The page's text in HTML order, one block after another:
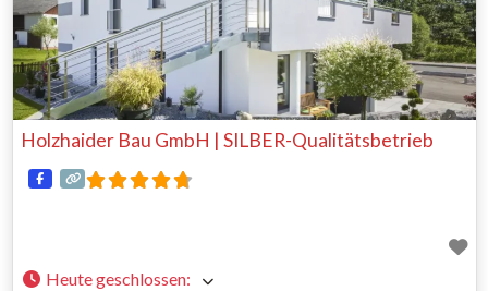
Holzhaider Bau GmbH | SILBER-Qualitätsbetrieb
Heute geschlossen: